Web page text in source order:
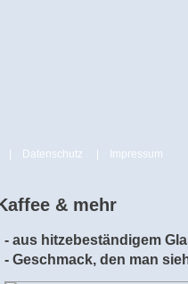
Datenschutz Impressum
& mehr
- aus hitzebeständigem
- Geschmack, den man